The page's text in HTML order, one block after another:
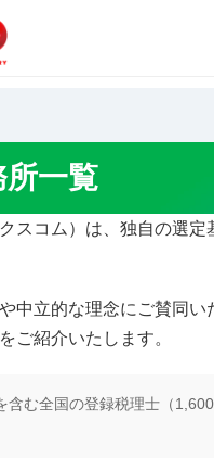
理士事務所一覧
一覧
スコム）は、独自の選
中立的な理念にご賛同
ご紹介いたします。
む全国の登録税理士（